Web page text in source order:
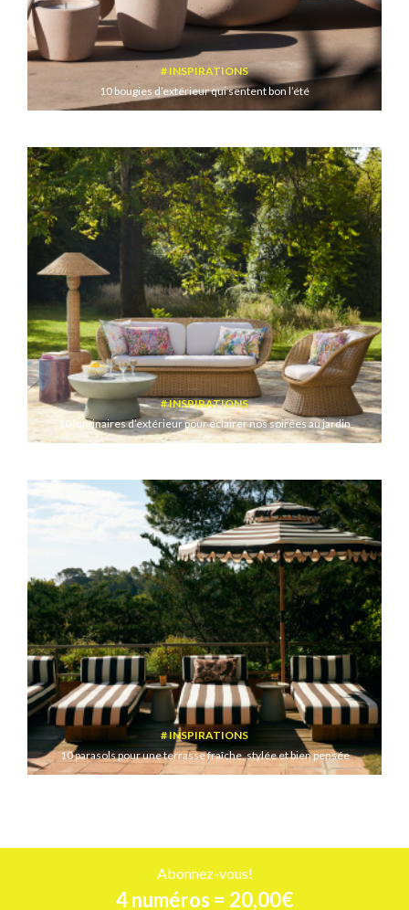
INSPIRATIONS
10 bougies d’extérieur qui sentent bon l’été
INSPIRATIONS
10 luminaires d’extérieur pour éclairer nos soirées au jardin
INSPIRATIONS
10 parasols pour une terrasse fraîche, stylée et bien pensée
Abonnez-vous!
4 numéros = 20,00€